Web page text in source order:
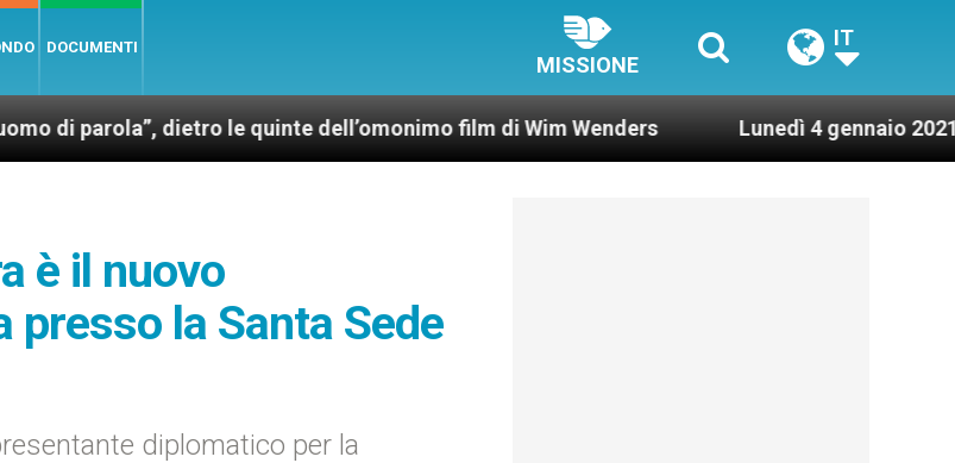
DOCUMENTI
MISSIONE
IT
dietro le quinte dell’omonimo film di Wim Wenders Lunedì 4 gennaio 2021:
è il nuovo
presso la Santa Sede
diplomatico per la